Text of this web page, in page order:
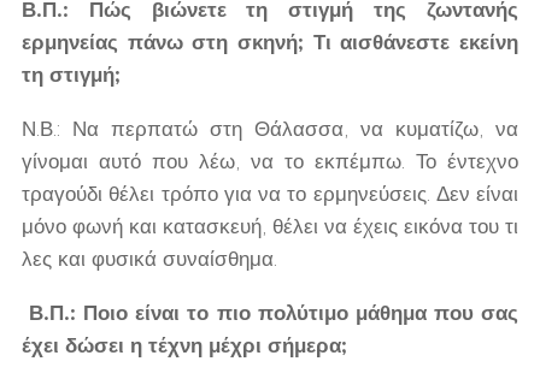
Β.Π.: Πώς βιώνετε τη στιγμή της ζωντανής
ερμηνείας πάνω στη σκηνή; Τι αισθάνεστε εκείνη
τη στιγμή;
Ν.Β.: Να περπατώ στη Θάλασσα, να κυματίζω, να
γίνομαι αυτό που λέω, να το εκπέμπω. Το έντεχνο
τραγούδι θέλει τρόπο για να το ερμηνεύσεις. Δεν είναι
μόνο φωνή και κατασκευή, θέλει να έχεις εικόνα του τι
λες και φυσικά συναίσθημα.
Β.Π.: Ποιο είναι το πιο πολύτιμο μάθημα που σας
έχει δώσει η τέχνη μέχρι σήμερα;